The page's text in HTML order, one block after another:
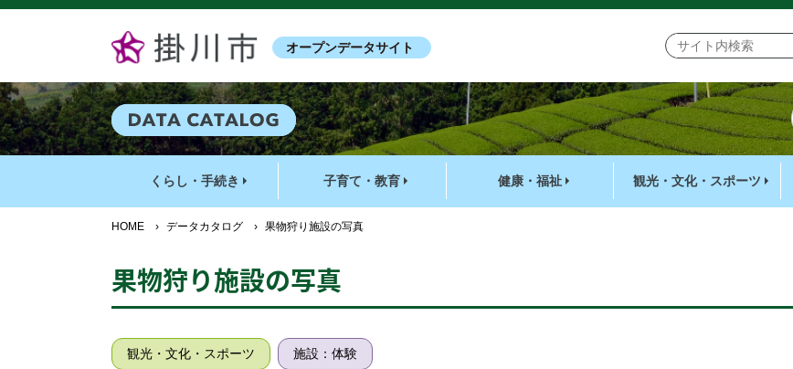
オープンデータサイト
くらし・手続き 子育て・教育 健康・福祉 観光・文化・スポーツ
HOME › データカタログ › 果物狩り施設の写真
果物狩り施設の写真
観光・文化・スポーツ 施設：体験